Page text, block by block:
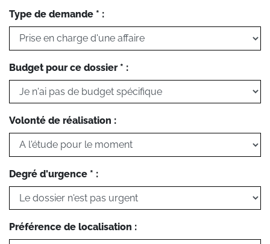
Type de demande * :
Budget pour ce dossier * :
Volonté de réalisation :
Degré d'urgence * :
Préférence de localisation :